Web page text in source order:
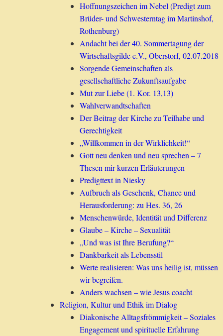
Hoffnungszeichen im Nebel (Predigt zum
Brüder- und Schwesterntag im Martinshof,
Rothenburg)
Andacht bei der 40. Sommertagung der
Wirtschaftsgilde e.V., Oberstorf, 02.07.2018
Sorgende Gemeinschaften als
gesellschaftliche Zukunftsaufgabe
Mut zur Liebe (1. Kor. 13,13)
Wahlverwandtschaften
Der Beitrag der Kirche zu Teilhabe und
Gerechtigkeit
„Willkommen in der Wirklichkeit!“
Gott neu denken und neu sprechen – 7
Thesen mir kurzen Erläuterungen
Predigttext in Niesky
Aufbruch als Geschenk, Chance und
Herausforderung: zu Hes. 36, 26
Menschenwürde, Identität und Differenz
Glaube – Kirche – Sexualität
„Und was ist Ihre Berufung?“
Dankbarkeit als Lebensstil
Werte realisieren: Was uns heilig ist, müssen
wir begreifen.
Anders wachsen – wie Jesus coacht
Religion, Kultur und Ethik im Dialog
Diakonische Alltagsfrömmigkeit – Soziales
Engagement und spirituelle Erfahrung